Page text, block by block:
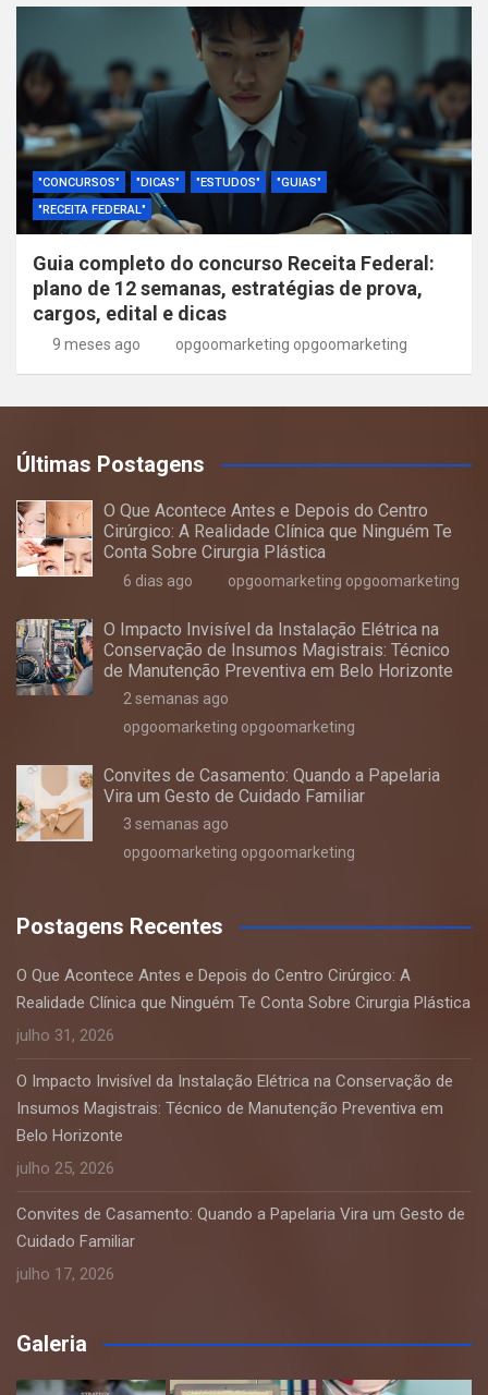
"CONCURSOS" "DICAS" "ESTUDOS"
"GUIAS"
"RECEITA FEDERAL"
Guia completo do concurso Receita Federal:
plano de 12 semanas, estratégias de prova,
cargos, edital e dicas
9 meses ago opgoomarketing opgoomarketing
Últimas Postagens
O Que Acontece Antes e Depois do Centro
Cirúrgico: A Realidade Clínica que Ninguém Te
Conta Sobre Cirurgia Plástica
6 dias ago opgoomarketing opgoomarketing
O Impacto Invisível da Instalação Elétrica na
Conservação de Insumos Magistrais: Técnico
de Manutenção Preventiva em Belo Horizonte
2 semanas ago
opgoomarketing opgoomarketing
Convites de Casamento: Quando a Papelaria
Vira um Gesto de Cuidado Familiar
3 semanas ago
opgoomarketing opgoomarketing
Postagens Recentes
O Que Acontece Antes e Depois do Centro Cirúrgico: A
Realidade Clínica que Ninguém Te Conta Sobre Cirurgia Plástica
julho 31, 2026
O Impacto Invisível da Instalação Elétrica na Conservação de
Insumos Magistrais: Técnico de Manutenção Preventiva em
Belo Horizonte
julho 25, 2026
Convites de Casamento: Quando a Papelaria Vira um Gesto de
Cuidado Familiar
julho 17, 2026
Galeria